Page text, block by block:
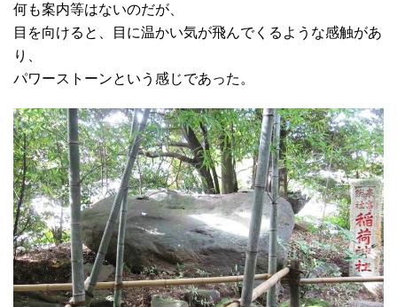
何も案内等はないのだが、
目を向けると、目に温かい気が飛んでくるような感触があ
り、
パワーストーンという感じであった。